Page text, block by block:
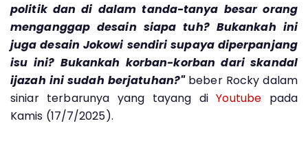
politik dan di dalam tanda-tanya besar orang
menganggap desain siapa tuh? Bukankah ini
juga desain Jokowi sendiri supaya diperpanjang
isu ini? Bukankah korban-korban dari skandal
ijazah ini sudah berjatuhan?"beber Rocky dalam
siniar terbarunya yang tayang diYoutube pada
Kamis (17/7/2025).